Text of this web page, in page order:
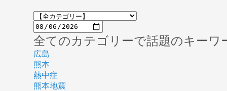
全てのカテゴリーで話題のキーワ
広島
熊本
熱中症
熊本地震